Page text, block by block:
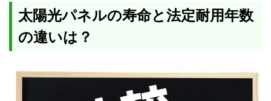
太陽光パネルの寿命と法定耐用年数
の違いは？